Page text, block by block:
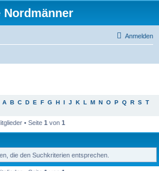
Nordmänner
Anmelden
A B C D E F G H I J K L M N O P Q R S T
• Seite 1 von 1
die den Suchkriterien entsprechen.